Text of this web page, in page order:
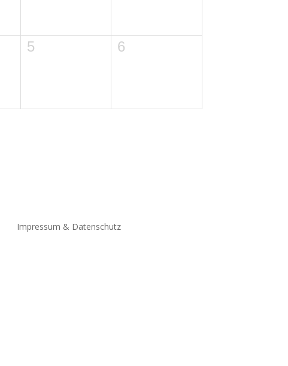
5 6
Impressum & Datenschutz